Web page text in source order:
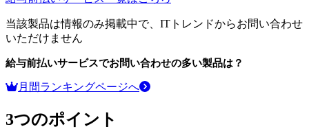
当該製品は情報のみ掲載中で、ITトレンドからお問い合わせ
いただけません
給与前払いサービスでお問い合わせの多い製品は？
月間ランキングページへ
3つのポイント